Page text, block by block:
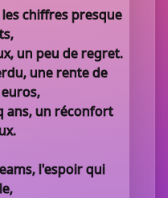
chiffres presque
un peu de regret.
une rente de
ans, un réconfort
l'espoir qui